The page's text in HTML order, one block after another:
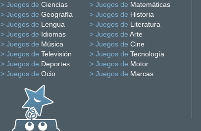
> Juegos de Ciencias > Juegos de Matemáticas
> Juegos de Geografía > Juegos de Historia
> Juegos de Lengua > Juegos de Literatura
> Juegos de Idiomas > Juegos de Arte
> Juegos de Música > Juegos de Cine
> Juegos de Televisión > Juegos de Tecnología
> Juegos de Deportes > Juegos de Motor
> Juegos de Ocio > Juegos de Marcas